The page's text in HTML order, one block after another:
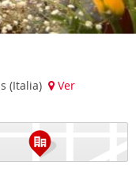
(Italia)
Ver